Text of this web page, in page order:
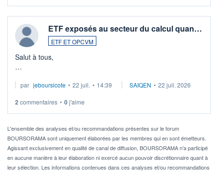
ETF exposés au secteur du calcul quan…
ETF ET OPCVM
Salut à tous,
via un ETF plutôt que des actions individuelles.
Idéalement, je voudrais qu'il soit éligible au PEA.
Pour l' ...
par jeboursicote • 22 juil. • 14:39 SAIQEN • 22 juil. 2026
2 commentaires • 0j'aime
L'ensemble des analyses et/ou recommandations présentes sur le forum
BOURSORAMA sont uniquement élaborées par les membres qui en sont émetteurs.
Agissant exclusivement en qualité de canal de diffusion, BOURSORAMA n'a participé
en aucune manière à leur élaboration ni exercé aucun pouvoir discrétionnaire quant à
leur sélection. Les informations contenues dans ces analyses et/ou recommandations